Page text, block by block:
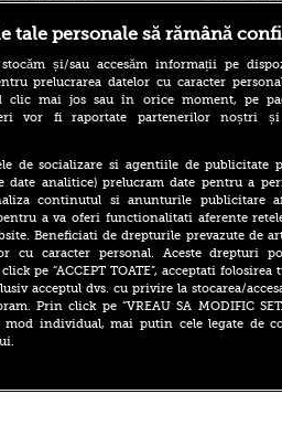
hidraulic de 4.500
ar conține secretul
piramidelor
Rusiei după ce o
explozivă a paralizat
din Leipzig: „O
complet
mai bună țară în care să
muți în 2026 este din
Cum arată top 10
tale personale să rămână
și/sau accesăm informații pe
prelucrarea datelor cu caracter
clic mai jos sau în orice moment, pe
vor fi raportate partenerilor noștri
de socializare si agentiile de publicitate
analitice) prelucram date pentru a
continutul si anunturile publicitare
a va oferi functionalitati aferente
Beneficiati de drepturile prevazute de
cu caracter personal. Aceste drepturi
pe “ACCEPT TOATE”, acceptati
acceptul dvs. cu privire la stocarea/
Prin click pe “VREAU SA MODIFIC
individual, mai putin cele legate de